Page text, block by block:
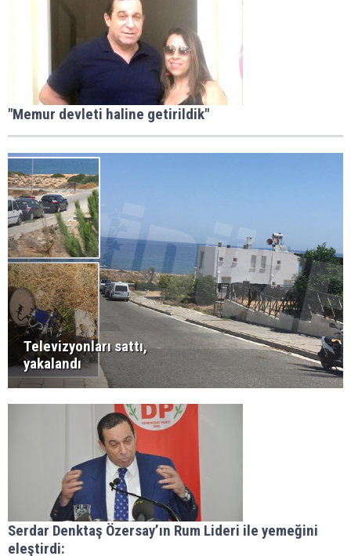
"Memur devleti haline getirildik"
Televizyonları sattı,
yakalandı
Serdar Denktaş Özersay’ın Rum Lideri ile yemeğini
eleştirdi: